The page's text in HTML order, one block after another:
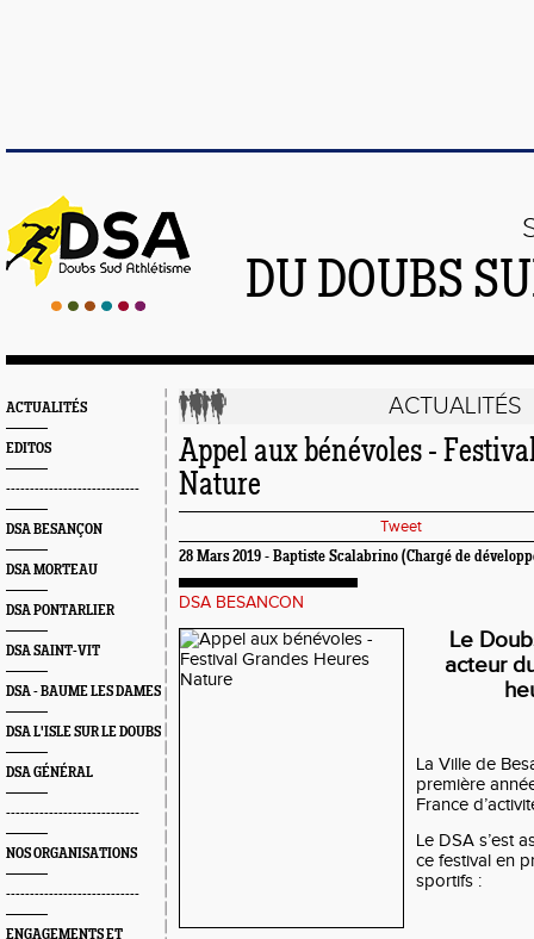
DU DOUBS
ACTUALITÉS
EDITOS
----------------------------
DSA BESANÇON
DSA MORTEAU
DSA PONTARLIER
DSA SAINT-VIT
DSA - BAUME LES DAMES
DSA L'ISLE SUR LE DOUBS
DSA GÉNÉRAL
----------------------------
NOS ORGANISATIONS
----------------------------
ENGAGEMENTS ET
ACTUALITÉS
Appel aux bénévoles -
Nature
Tweet
28 Mars 2019 - Baptiste Scalabrino (Chargé de
DSA BESANCON
Le
acteur
La Ville de
première
France
Le DSA s’est
ce festival en
sportifs :